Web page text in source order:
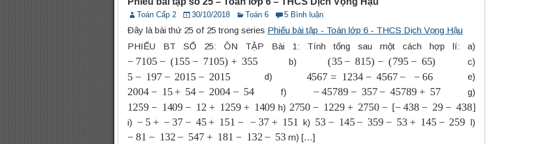
Toán Cấp 2 30/10/2018 Toán 6 5 Bình luận
Đây là bài thứ 25 of 25 trong series Phiếu bài tập - Toán lớp 6 - THCS Dịch Vọng Hậu
PHIẾU BT SỐ 25: ÔN TẬP Bài 1: Tính tổng sau một cách hợp lí: a)
7105 155− 7105 )+355 b) (35 815)− 795−65 c)
5 197− 2015−2015 d) 4567= 1234 − 4567−− e)
2004 15+ 54− 2004−54 f) 45789 357− 45789+57 g)
1259 1409− 12+1259+1409 h) 2750 1229+ 2750− 438−29 438
i) 5+− 37−45 151 −−37 151 k) 53 145− 359−53 +145 −259 l)
81 132− 547 +181 − 132 53 m) […]